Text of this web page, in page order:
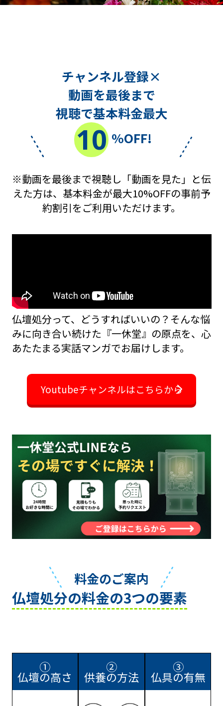
チャンネル登録×
動画を最後まで
視聴で基本料金最大
10 %OFF!
※動画を最後まで視聴し「動画を見た」と伝
えた方は、基本料金が最大10%OFFの事前予
約割引をご利用いただけます。
仏壇処分って、どうすればいいの？――そんな悩
みに向き合い続けた『一休堂』の原点を、 心
あたたまる実話マンガでお届けします。
Youtubeチャンネルはこちらから
料金のご案内
仏壇処分の料金の3つの要素
①
仏壇の高さ
②
供養の方法
③
仏具の有無